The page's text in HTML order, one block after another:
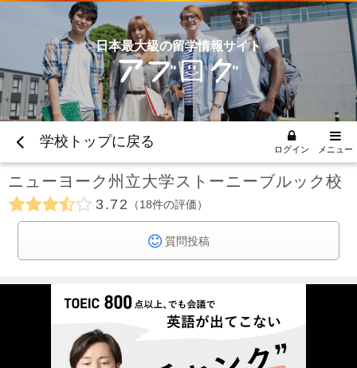
日本最大級の留学情報サイト
学校トップに戻る ログイン メニュー
ニューヨーク州立大学ストーニーブルック校
3.72 18件の評価
質問投稿